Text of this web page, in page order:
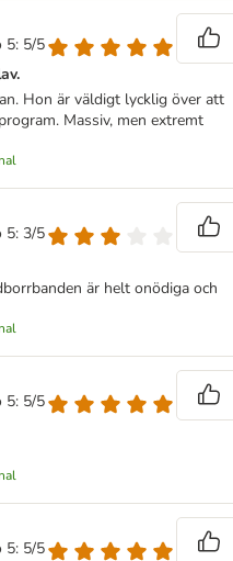
5: 5/5
Hon är väldigt lycklig över att
Massiv, men extremt
5: 3/5
är helt onödiga och
5: 5/5
5: 5/5